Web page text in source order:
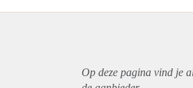
Op deze pagina vind je